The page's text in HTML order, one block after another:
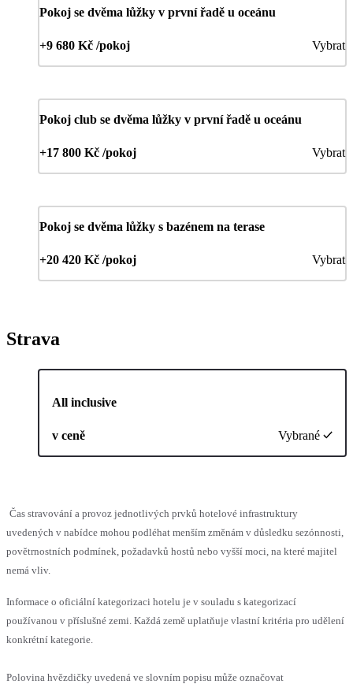
Pokoj se dvěma lůžky v první řadě u oceánu
+9 680 Kč /pokoj Vybrat
Pokoj club se dvěma lůžky v první řadě u oceánu
+17 800 Kč /pokoj Vybrat
Pokoj se dvěma lůžky s bazénem na terase
+20 420 Kč /pokoj Vybrat
Strava
All inclusive
v ceně Vybrané
Čas stravování a provoz jednotlivých prvků hotelové infrastruktury
uvedených v nabídce mohou podléhat menším změnám v důsledku sezónnosti,
povětrnostních podmínek, požadavků hostů nebo vyšší moci, na které majitel
nemá vliv.
Informace o oficiální kategorizaci hotelu je v souladu s kategorizací
používanou v příslušné zemi. Každá země uplatňuje vlastní kritéria pro udělení
konkrétní kategorie.
Polovina hvězdičky uvedená ve slovním popisu může označovat